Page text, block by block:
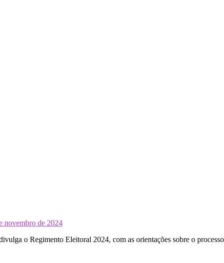
novembro de 2024
o Regimento Eleitoral 2024, com as orientações sobre o